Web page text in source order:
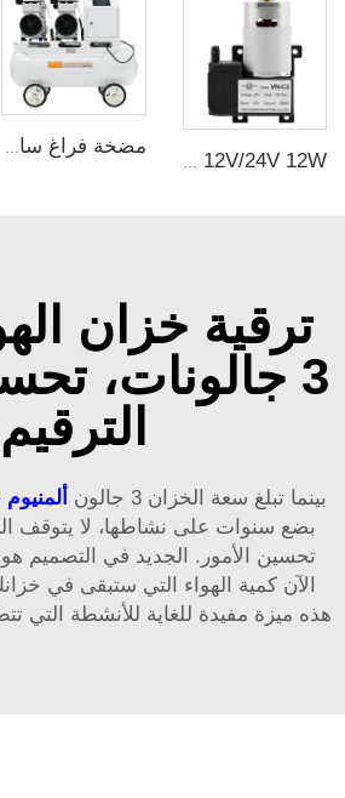
VN-C3 12V/24V 12W مضخة غشاء شفط DC ذات رأس واحد
مضخة فراغ سالبة الضغط بقوة 3000 واط وجهد 220 فولت وبسعة 600 لتر/دقيقة بدون زيت مع خزان هواء سعته 65 لترًا لمACHINE تشكيل المطاط
ترقية خزان
3 جالونات،
الترقيم
بينما تبلغ سعة الخزان 3 جالون ألمنيوم
بضع سنوات على نشاطها، لا يتوقف
تحسين الأمور. الجديد في التصميم
الآن كمية الهواء التي ستبقى في
هذه ميزة مفيدة للغاية للأنشطة